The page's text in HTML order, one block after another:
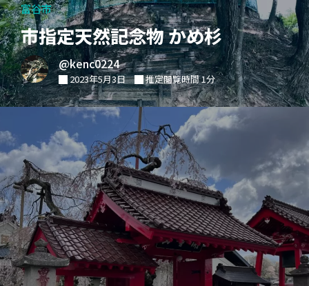
富谷市
市指定天然記念物 かめ杉
@kenc0224
2023年5月3日 推定閲覧時間 1分